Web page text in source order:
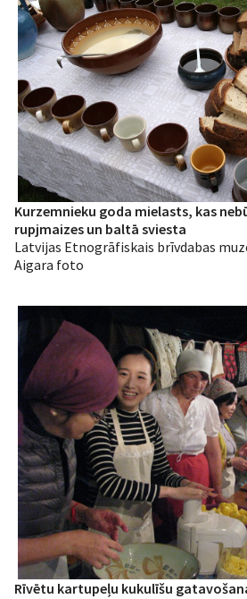
Kurzemnieku goda mielasts, kas
rupjmaizes un baltā sviesta
Latvijas Etnogrāfiskais brīvdabas
Aigara foto
Rīvētu kartupeļu kukulīšu